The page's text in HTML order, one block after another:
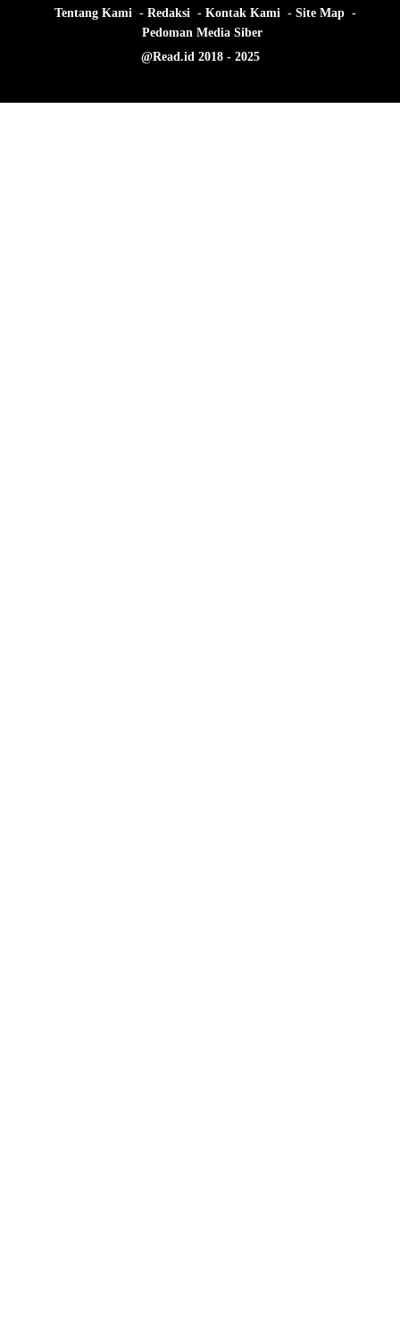
Tentang Kami Redaksi Kontak Kami
Site Map
Pedoman Media Siber
@Read.id 2018 - 2025